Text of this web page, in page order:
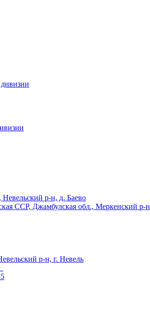
р-н, д. Баево
ССР, Джамбулская обл., Меркенский р-н
р-н, г. Невель